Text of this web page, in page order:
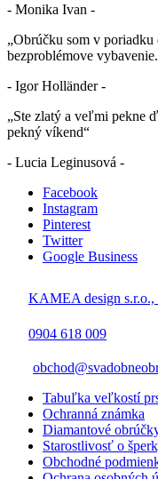
- Monika Ivan -
„Obrúčku som v
bezproblémove
- Igor Holländer -
„Ste zlatý a veľmi pekne
pekný víkend“
- Lucia Leginusová -
Facebook
Instagram
Pinterest
Twitter
Google Business
KAMEA design s.r.o.,
0904 618 009
Tabuľka veľkostí
Ochranná známka
Diamantové
Starostlivosť o
Obchodné